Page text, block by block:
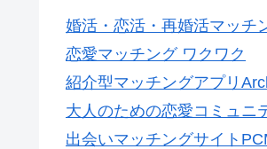
婚活・恋活・再婚活マッチ
恋愛マッチング ワクワク
紹介型マッチングアプリ
大人のための恋愛コミュ
出会いマッチングサイト